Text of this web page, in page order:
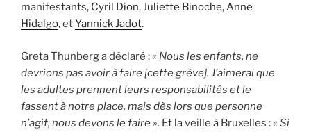
manifestants, Cyril Dion,Juliette Binoche,Anne
Hidalgo, etYannick Jadot.
Greta Thunberg a déclaré :« Nous les enfants, ne
devrions pas avoir à faire [cette grève]. J’aimerai que
les adultes prennent leurs responsabilités et le
fassent à notre place, mais dès lors que personne
n’agit, nous devons le faire ». Et la veille à Bruxelles :« Si